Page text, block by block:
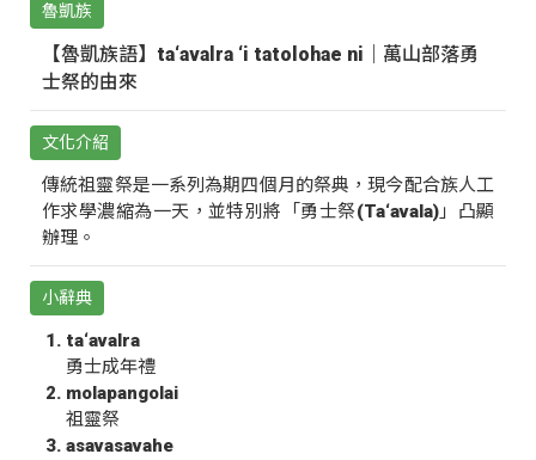
魯凱族
【魯凱族語】ta‘avalra ‘i tatolohae ni｜萬山部落勇
士祭的由來
文化介紹
傳統祖靈祭是一系列為期四個月的祭典，現今配合族人工
作求學濃縮為一天，並特別將「勇士祭(Ta‘avala)」凸顯
辦理。
小辭典
ta‘avalra
勇士成年禮
molapangolai
祖靈祭
asavasavahe